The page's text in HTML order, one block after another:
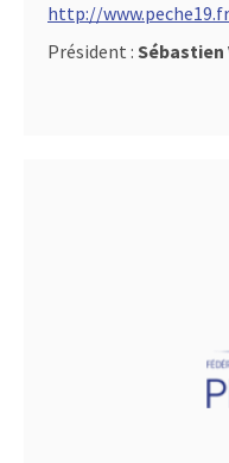
http://www.peche19.fr
Président :